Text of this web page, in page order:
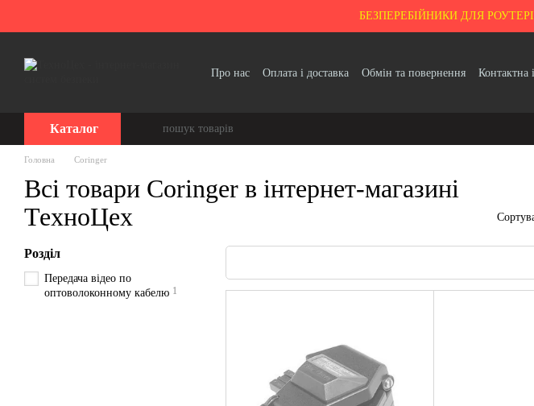
БЕЗПЕРЕБІЙНИКИ ДЛЯ
Про нас Оплата і доставка Обмін та повернення Контактна
Каталог
Головна Coringer
Всі товари Coringer в інтернет-магазині
ТехноЦех
Розділ
Передача відео по
оптоволоконному кабелю 1